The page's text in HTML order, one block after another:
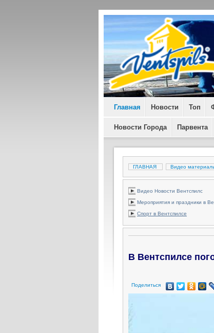
Главная Новости Топ
Новости Города Парвента
ГЛАВНАЯ Видео
Видео Новости Вентспилс
Мероприятия и праздники в
Спорт в Вентспилсе
В Вентспилсе
Поделиться